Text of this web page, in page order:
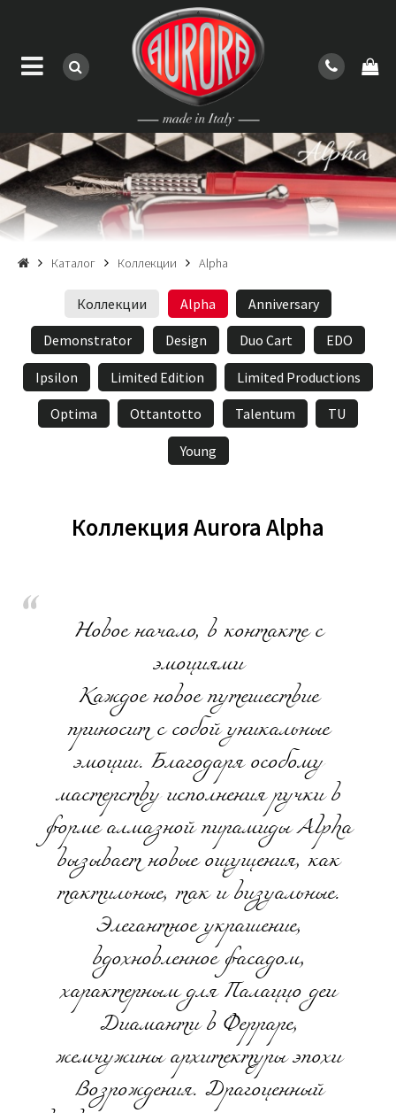
Каталог Коллекции Alpha
Коллекции Alpha Anniversary
Demonstrator Design Duo Cart EDO
Ipsilon Limited Edition Limited Productions
Optima Ottantotto Talentum TU
Young
Коллекция Aurora Alpha
Новое начало, в контакте с
эмоциями
Каждое новое путешествие
приносит с собой уникальные
эмоции. Благодаря особому
мастерству исполнения ручки в
форме алмазной пирамиды Alpha
вызывает новые ощущения, как
тактильные, так и визуальные.
Элегантное украшение,
вдохновленное фасадом,
характерным для Палаццо деи
Диаманти в Ферраре,
жемчужины архитектуры эпохи
Возрождения. Драгоценный